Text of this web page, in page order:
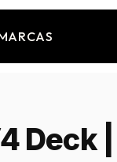
Deck